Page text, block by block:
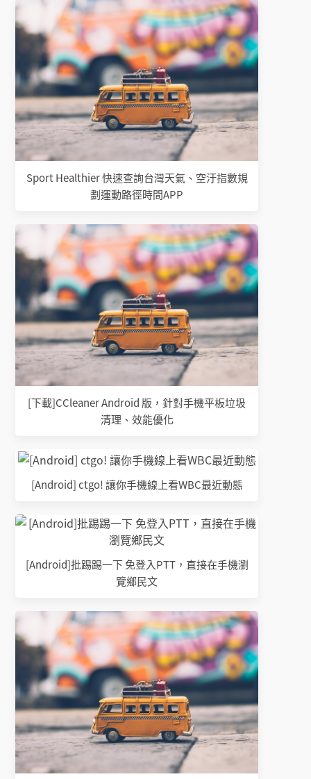
Sport Healthier 快速查詢台灣天氣、空汙指數規
劃運動路徑時間APP
[下載]CCleaner Android 版，針對手機平板垃圾
清理、效能優化
[Android] ctgo! 讓你手機線上看WBC最近動態
[Android]批踢踢一下 免登入PTT，直接在手機瀏
覽鄉民文